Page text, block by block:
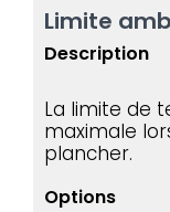
Limite
Description
La limite de
maximale
plancher.
Options